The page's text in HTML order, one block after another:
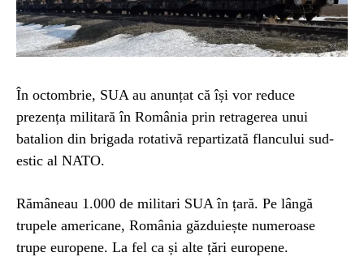
În octombrie, SUA au anunțat că își vor reduce
prezența militară în România prin retragerea unui
batalion din brigada rotativă repartizată flancului sud-
estic al NATO.
Rămâneau 1.000 de militari SUA în țară. Pe lângă
trupele americane, România găzduiește numeroase
trupe europene. La fel ca și alte țări europene.